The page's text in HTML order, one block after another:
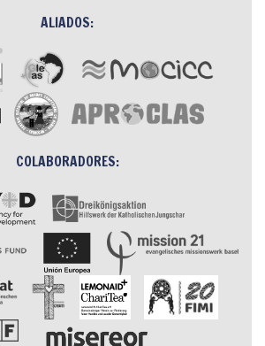
ALIADOS:
COLABORADORES: